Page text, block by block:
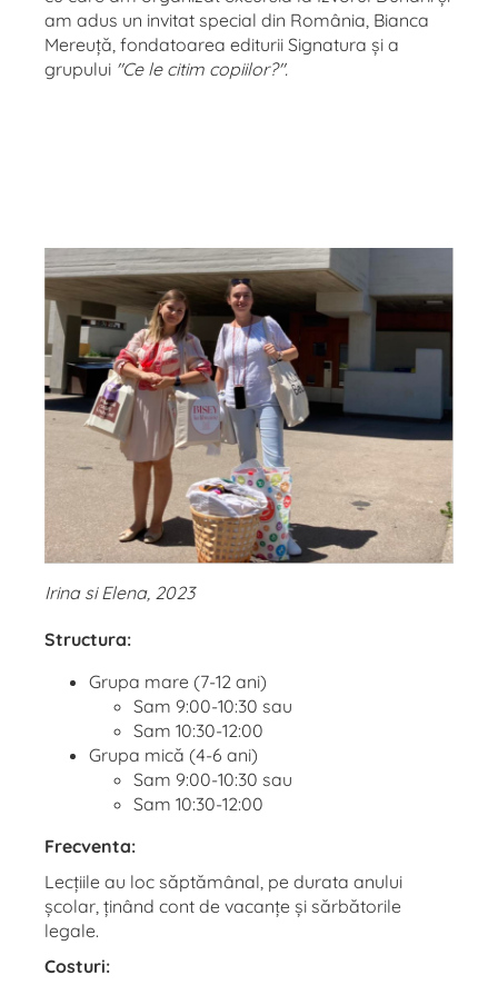
am adus un invitat special din România, Bianca
Mereuță, fondatoarea editurii Signatura și a
grupului "Ce le citim copiilor?".
Irina si Elena, 2023
Structura:
Grupa mare (7-12 ani)
Sam 9:00-10:30 sau
Sam 10:30-12:00
Grupa mică (4-6 ani)
Sam 9:00-10:30 sau
Sam 10:30-12:00
Frecventa:
Lecțiile au loc săptămânal, pe durata anului
școlar, ținând cont de vacanțe și sărbătorile
legale.
Costuri: